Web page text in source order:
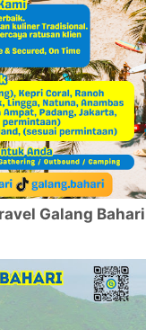
Galang Bahari